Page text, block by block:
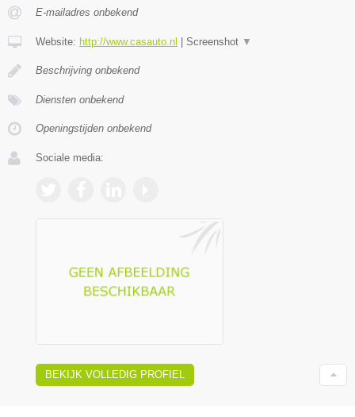
E-mailadres onbekend
Website: http://www.casauto.nl Screenshot ▼
Beschrijving onbekend
Diensten onbekend
Openingstijden onbekend
Sociale media:
BEKIJK VOLLEDIG PROFIEL